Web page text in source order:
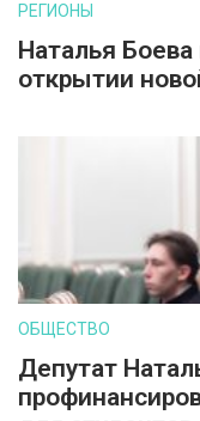
РЕГИОНЫ
Наталья Боева
открытии
ОБЩЕСТВО
Депутат